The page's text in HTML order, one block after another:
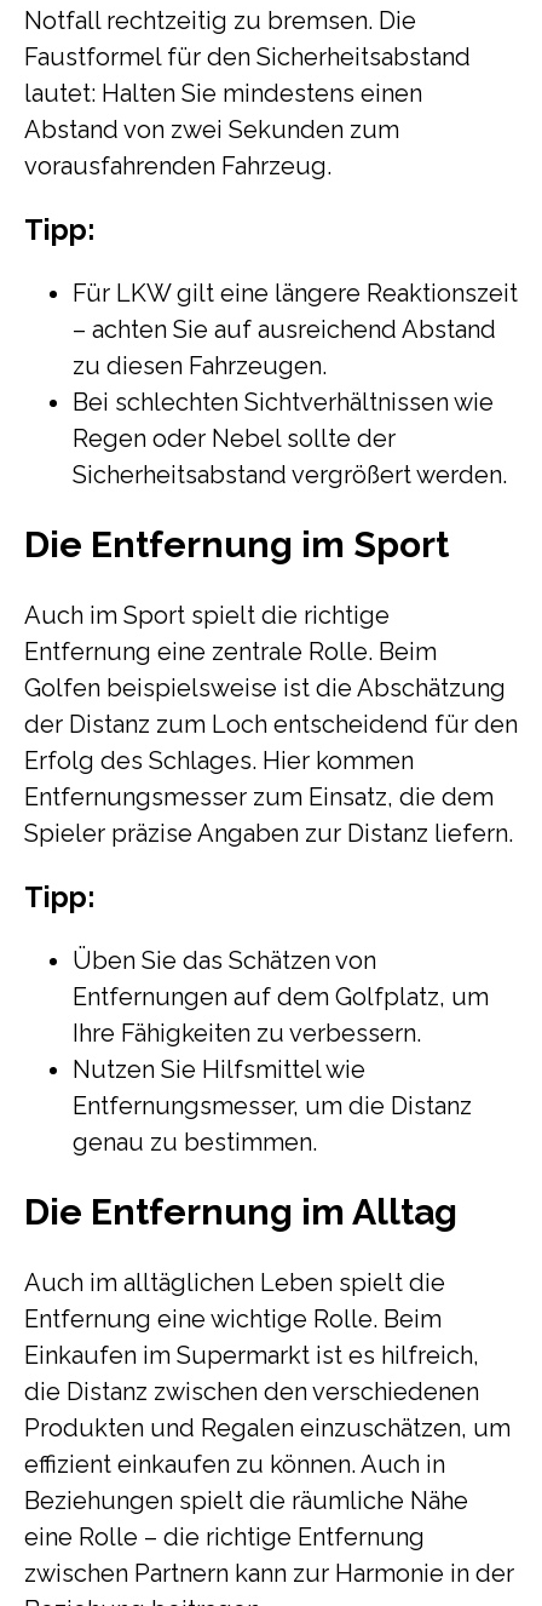
Notfall rechtzeitig zu bremsen. Die
Faustformel für den Sicherheitsabstand
lautet: Halten Sie mindestens einen
Abstand von zwei Sekunden zum
vorausfahrenden Fahrzeug.
Tipp:
Für LKW gilt eine längere Reaktionszeit
– achten Sie auf ausreichend Abstand
zu diesen Fahrzeugen.
Bei schlechten Sichtverhältnissen wie
Regen oder Nebel sollte der
Sicherheitsabstand vergrößert werden.
Die Entfernung im Sport
Auch im Sport spielt die richtige
Entfernung eine zentrale Rolle. Beim
Golfen beispielsweise ist die Abschätzung
der Distanz zum Loch entscheidend für den
Erfolg des Schlages. Hier kommen
Entfernungsmesser zum Einsatz, die dem
Spieler präzise Angaben zur Distanz liefern.
Tipp:
Üben Sie das Schätzen von
Entfernungen auf dem Golfplatz, um
Ihre Fähigkeiten zu verbessern.
Nutzen Sie Hilfsmittel wie
Entfernungsmesser, um die Distanz
genau zu bestimmen.
Die Entfernung im Alltag
Auch im alltäglichen Leben spielt die
Entfernung eine wichtige Rolle. Beim
Einkaufen im Supermarkt ist es hilfreich,
die Distanz zwischen den verschiedenen
Produkten und Regalen einzuschätzen, um
effizient einkaufen zu können. Auch in
Beziehungen spielt die räumliche Nähe
eine Rolle – die richtige Entfernung
zwischen Partnern kann zur Harmonie in der